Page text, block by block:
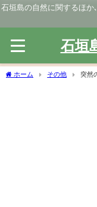
石垣島の自然に関するほ
石垣
ホーム その他 突然